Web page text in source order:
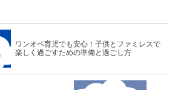
ワンオペ育児でも安心！子供とファミレスで
楽しく過ごすための準備と過ごし方